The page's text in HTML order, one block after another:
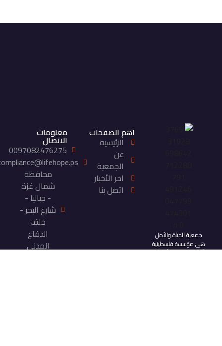
جمعية الحياة والأمل
هي مؤسسة فلسطينية
أهلية غير ربحية تأسست
اهم الصفحات
الرئيسية
عن
الجمعية
اخر الأخبار
اتصل بنا
معلومات
الاتصال
0097082476275
محافظة
شمال غزة
- جباليا -
شارع البحر -
خلف
الدفاع
المدني